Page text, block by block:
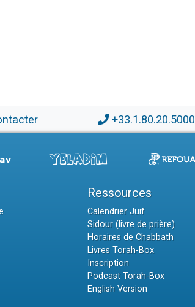
+33.1.80.20.5000
Ressources
Calendrier Juif
Sidour (livre de prière)
Horaires de Chabbath
Livres Torah-Box
Inscription
Podcast Torah-Box
English Version